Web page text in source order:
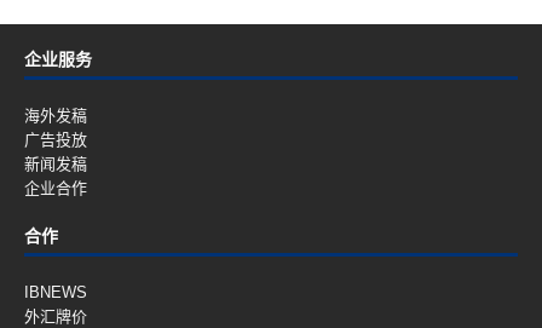
企业服务
海外发稿
广告投放
新闻发稿
企业合作
合作
IBNEWS
外汇牌价